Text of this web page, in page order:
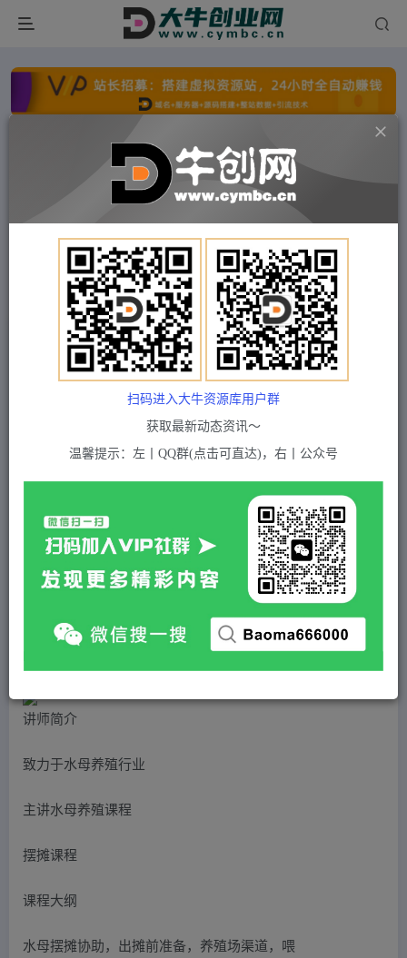
点击开通分站+ 每日收入300+
文字广告火爆招租 文字广告火爆招租
文字广告火爆招租
文字广告火爆招租 文字广告火爆招租
付费项目 中创网 正文
（5197期）水母·摆摊教学，包括摆摊技术、养殖
技术、拿货渠道、抖音运营等
5 积分
黄金会员 2 超级会员(永久VIP) 免费
站长QQ：1970819299
付费资源
讲师简介
致力于水母养殖行业
主讲水母养殖课程
摆摊课程
课程大纲
水母摆摊协助，出摊前准备，养殖场渠道，喂
扫码进入大牛资源库用户群
获取最新动态资讯～
温馨提示：左丨QQ群(点击可直达)，右丨公众号